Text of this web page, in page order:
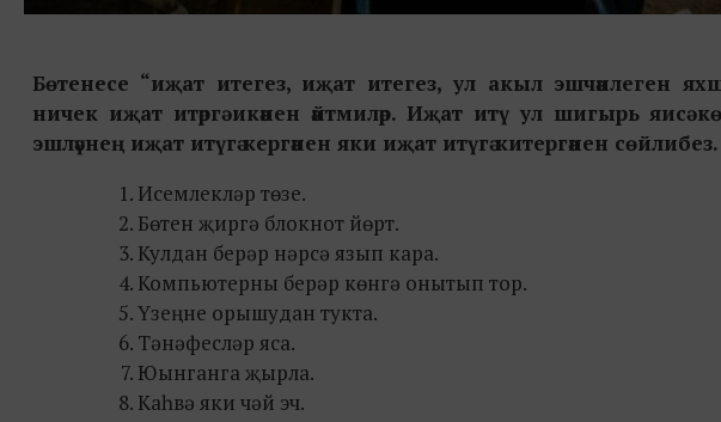
Бөтенесе “иҗат итегез, иҗат итегез, ул акыл эшчәнлеген
ничек иҗат итәргә икәнен әйтмиләр. Иҗат итү ул шигырь яисә
эшләүнең иҗат итүгә кергәнен яки иҗат итүгә китергәнен сөйлибез.
Исемлекләр төзе.
Бөтен җиргә блокнот йөрт.
Кулдан берәр нәрсә язып кара.
Компьютерны берәр көнгә онытып тор.
Үзеңне орышудан тукта.
Тәнәфесләр яса.
Юынганга җырла.
Каһвә яки чәй эч.